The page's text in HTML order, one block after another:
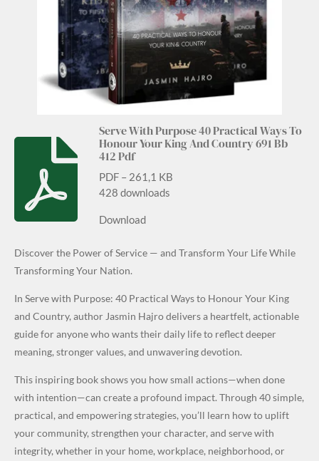
Serve With Purpose 40 Practical Ways To
Honour Your King And Country 691 Bb
412 Pdf
PDF – 261,1 KB
428 downloads
Download
Discover the Power of Service — and Transform Your Life While
Transforming Your Nation.
In Serve with Purpose: 40 Practical Ways to Honour Your King
and Country, author Jasmin Hajro delivers a heartfelt, actionable
guide for anyone who wants their daily life to reflect deeper
meaning, stronger values, and unwavering devotion.
This inspiring book shows you how small actions—when done
with intention—can create a profound impact. Through 40 simple,
practical, and empowering strategies, you’ll learn how to uplift
your community, strengthen your character, and serve with
integrity, whether in your home, workplace, neighborhood, or